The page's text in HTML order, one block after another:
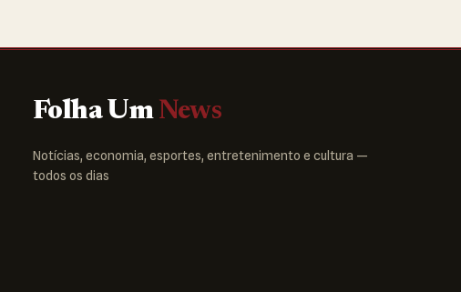
Folha Um News
Notícias, economia, esportes, entretenimento e cultura —
todos os dias